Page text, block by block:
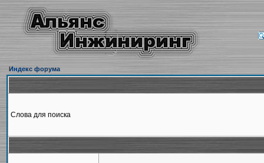
Индекс форума
Слова для поиска